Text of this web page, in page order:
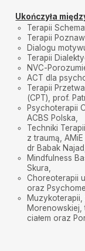
Ukończyła
Terapii
Terapii
Dialogu
Terapii
NVC-
ACT dla
Terapii
(CPT), prof.
Psychoterapii
ACBS Polska,
Techniki
z traumą,
dr Babak Najad,
Mindfulness
Skura,
Choreoterapii
oraz
Morenowskiej,
ciałem oraz